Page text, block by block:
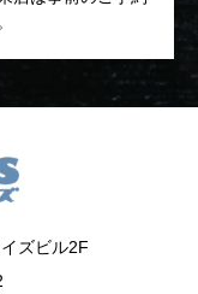
ズビル2F